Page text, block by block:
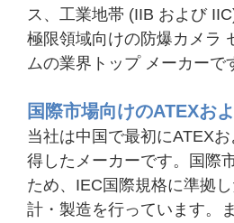
ス、工業地帯 (IIB および
極限領域向けの防爆カメラ
ムの業界トップ メーカーで
国際市場向けのATEXお
当社は中国で最初にATEX
得したメーカーです。国際
ため、IEC国際規格に準拠
計・製造を行っています。